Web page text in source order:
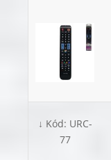
↓ Kód: URC-
77